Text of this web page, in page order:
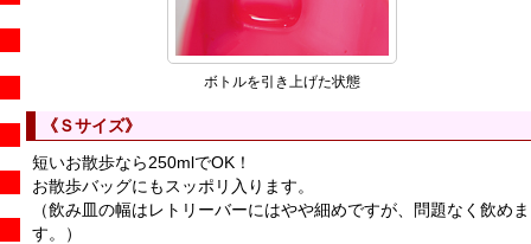
ボトルを引き上げた状態
《Ｓサイズ》
短いお散歩なら250mlでOK！
お散歩バッグにもスッポリ入ります。
（飲み皿の幅はレトリーバーにはやや細めですが、問題なく飲めま
す。）